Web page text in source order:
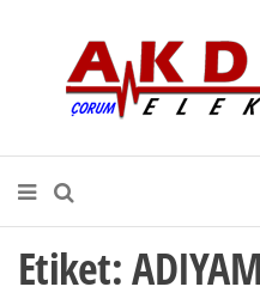
Akdeniz Elektronik
Etiket: